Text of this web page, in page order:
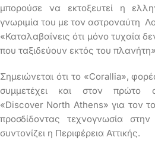
μπορούσε να εκτοξευτεί η
γνωριμία του με τον αστροναύτη
«Καταλαβαίνεις ότι μόνο τυχαία
που ταξιδεύουν εκτός του πλανήτη»
Σημειώνεται ότι το «Corallia»,
συμμετέχει και στον πρώτο
«Discover North Athens» για τον
προσδίδοντας τεχνογνωσία
συντονίζει η Περιφέρεια Αττικής.